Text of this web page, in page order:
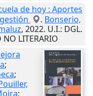
de hoy : Aportes
. Bonserio,
, 2022. U.I.: DGL.
LITERARIO
;
;
;